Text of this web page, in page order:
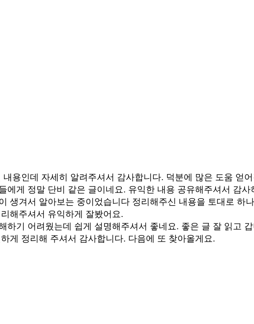
용인데 자세히 알려주셔서 감사합니다. 덕분에 많은 도움 얻
에게 정말 단비 같은 글이네요. 유익한 내용 공유해주셔서 감
생겨서 알아보는 중이었습니다 정리해주신 내용을 토대로 하
해주셔서 유익하게 잘봤어요.
하기 어려웠는데 쉽게 설명해주셔서 좋네요. 좋은 글 잘 읽고
게 정리해 주셔서 감사합니다. 다음에 또 찾아올게요.